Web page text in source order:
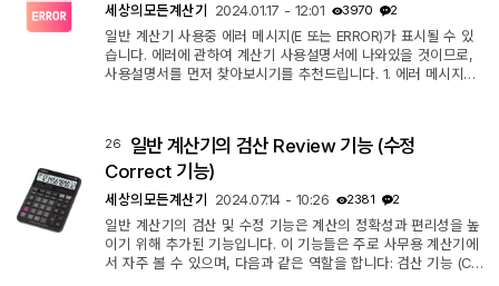
세상의모든계산기 2024.01.17 - 12:01 3970 2
일반 계산기 사용중 에러 메시지(E 또는 ERROR)가 표시될 수 있
습니다. 에러에 관하여 계산기 사용설명서에 나와있을 것이므로,
사용설명서를 먼저 찾아보시기를 추천드립니다. 1. 에러 메시지가
중 그러한 숫자가 발생하면 에러가 발생합니다. ㄴ 카시오 계산기
JS-40B 사용 설명서 중 발췌 해결 방법 : 숫자를 적당한 수준으로
26
일반 계산기의 검산 Review 기능 (수정
Correct 기능)
세상의모든계산기 2024.07.14 - 10:26 2381 2
일반 계산기의 검산 및 수정 기능은 계산의 정확성과 편리성을 높
이기 위해 추가된 기능입니다. 이 기능들은 주로 사무용 계산기에
서 자주 볼 수 있으며, 다음과 같은 역할을 합니다: 검산 기능 (Ch